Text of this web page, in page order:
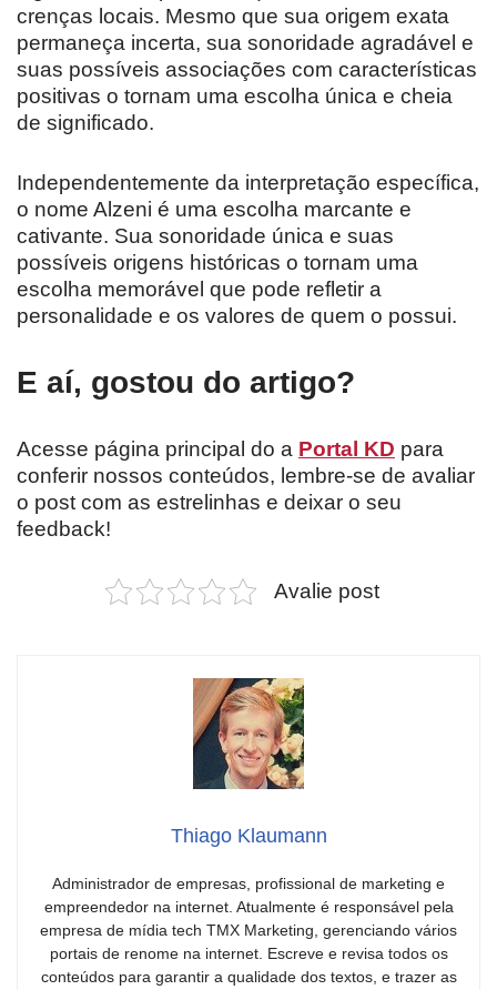
crenças locais. Mesmo que sua origem exata
permaneça incerta, sua sonoridade agradável e
suas possíveis associações com características
positivas o tornam uma escolha única e cheia
de significado.
Independentemente da interpretação específica,
o nome Alzeni é uma escolha marcante e
cativante. Sua sonoridade única e suas
possíveis origens históricas o tornam uma
escolha memorável que pode refletir a
personalidade e os valores de quem o possui.
E aí, gostou do artigo?
Acesse página principal do a Portal KD para
conferir nossos conteúdos, lembre-se de avaliar
o post com as estrelinhas e deixar o seu
feedback!
Avalie post
Thiago Klaumann
Administrador de empresas, profissional de marketing e
empreendedor na internet. Atualmente é responsável pela
empresa de mídia tech TMX Marketing, gerenciando vários
portais de renome na internet. Escreve e revisa todos os
conteúdos para garantir a qualidade dos textos, e trazer as